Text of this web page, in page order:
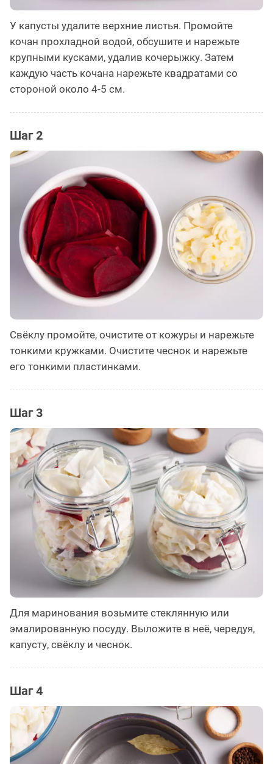
У капусты удалите верхние листья. Промойте
кочан прохладной водой, обсушите и нарежьте
крупными кусками, удалив кочерыжку. Затем
каждую часть кочана нарежьте квадратами со
стороной около 4-5 см.
Шаг 2
Свёклу промойте, очистите от кожуры и нарежьте
тонкими кружками. Очистите чеснок и нарежьте
его тонкими пластинками.
Шаг 3
Для маринования возьмите стеклянную или
эмалированную посуду. Выложите в неё, чередуя,
капусту, свёклу и чеснок.
Шаг 4